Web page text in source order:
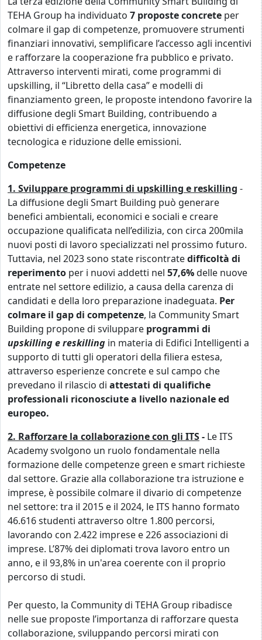
TEHA Group ha individuato 7 proposte concrete per
colmare il gap di competenze, promuovere strumenti
finanziari innovativi, semplificare l’accesso agli incentivi
e rafforzare la cooperazione fra pubblico e privato.
Attraverso interventi mirati, come programmi di
upskilling, il “Libretto della casa” e modelli di
finanziamento green, le proposte intendono favorire la
diffusione degli Smart Building, contribuendo a
obiettivi di efficienza energetica, innovazione
tecnologica e riduzione delle emissioni.
Competenze
1. Sviluppare programmi di upskilling e reskilling -
La diffusione degli Smart Building può generare
benefici ambientali, economici e sociali e creare
occupazione qualificata nell’edilizia, con circa 200mila
nuovi posti di lavoro specializzati nel prossimo futuro.
Tuttavia, nel 2023 sono state riscontratedifficoltà di
reperimento per i nuovi addetti nel 57,6%delle nuove
entrate nel settore edilizio, a causa della carenza di
candidati e della loro preparazione inadeguata. Per
colmare il gap di competenze, la Community Smart
Building propone di sviluppare programmi di
upskilling e reskilling in materia di Edifici Intelligenti a
supporto di tutti gli operatori della filiera estesa,
attraverso esperienze concrete e sul campo che
prevedano il rilascio di attestati di qualifiche
professionali riconosciute a livello nazionale ed
europeo.
2. Rafforzare la collaborazione con gli ITS- Le ITS
Academy svolgono un ruolo fondamentale nella
formazione delle competenze green e smart richieste
dal settore. Grazie alla collaborazione tra istruzione e
imprese, è possibile colmare il divario di competenze
nel settore: tra il 2015 e il 2024, le ITS hanno formato
46.616 studenti attraverso oltre 1.800 percorsi,
lavorando con 2.422 imprese e 226 associazioni di
imprese. L’87% dei diplomati trova lavoro entro un
anno, e il 93,8% in un'area coerente con il proprio
percorso di studi.
Per questo, la Community di TEHA Group ribadisce
nelle sue proposte l’importanza di rafforzare questa
collaborazione, sviluppando percorsi mirati con